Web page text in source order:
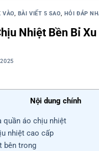
VÀO, BÀI VIẾT 5 SAO, HỎI ĐÁP
Nhiệt Bền Bỉ
Nội dung chính
quần áo chịu nhiệt
nhiệt cao cấp
bên trong